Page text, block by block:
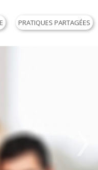
PRATIQUES PARTAGÉES